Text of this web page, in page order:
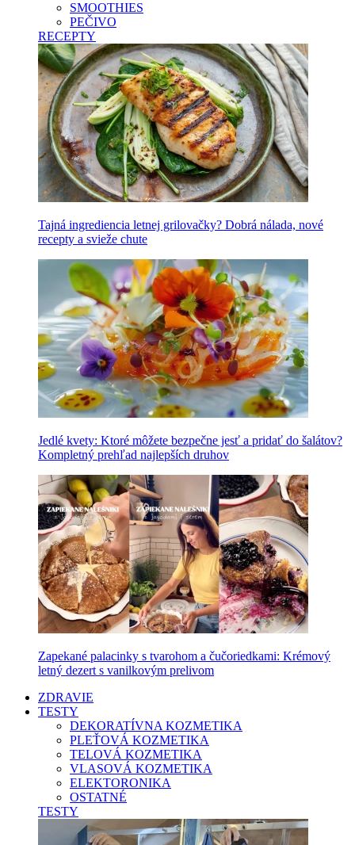
SMOOTHIES
PEČIVO
RECEPTY
Tajná ingrediencia letnej grilovačky? Dobrá nálada, nové
recepty a svieže chute
Jedlé kvety: Ktoré môžete bezpečne jesť a pridať do šalátov?
Kompletný prehľad najlepších druhov
Zapekané palacinky s tvarohom a čučoriedkami: Krémový
letný dezert s vanilkovým prelivom
ZDRAVIE
TESTY
DEKORATÍVNA KOZMETIKA
PLEŤOVÁ KOZMETIKA
TELOVÁ KOZMETIKA
VLASOVÁ KOZMETIKA
ELEKTORONIKA
OSTATNÉ
TESTY